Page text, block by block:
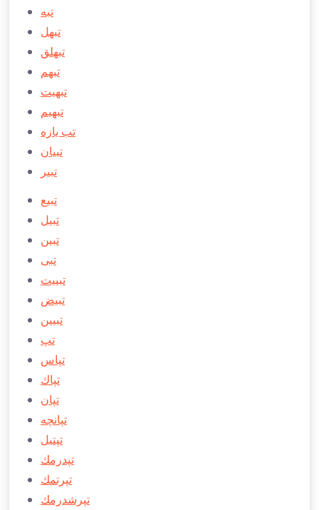
تبه
تبهل
تبهلق
تبهم
تبهیت
تبهیم
تب يازه
تبيان
تبیر
تبیع
تبیل
تبین
تبی
تبییت
تبیض
تبيين
تپ
تپاس
تپاك
تپان
تپانچه
تپتيل
تپدرمك
تپرتمك
تپرشدرمك